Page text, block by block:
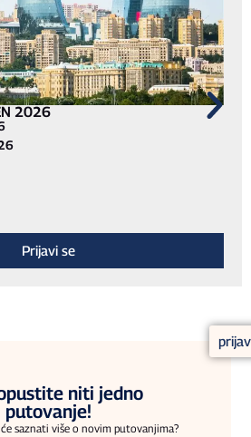
2026
Prijavi se
niti jedno
putovanje!
saznati više o novim putovanjima?